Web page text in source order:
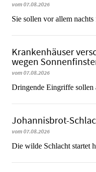
vom 07.08.2026
Sie sollen vor allem
Krankenhäuser
wegen
vom 07.08.2026
Dringende Eingriffe sollen
Johannisbrot-
vom 07.08.2026
Die wilde Schlacht startet